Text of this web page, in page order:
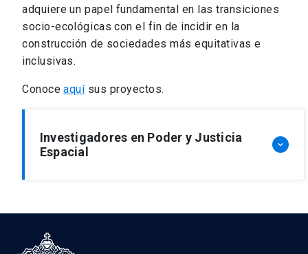
Marcelo Lagos
Ver perfil
adquiere un papel fundamental en las transiciones
socio-ecológicas con el fin de incidir en la
construcción de sociedades más equitativas e
inclusivas.
Conoceaquísus proyectos.
Investigadores en Poder y Justicia
Espacial
keyboard_arrow_down